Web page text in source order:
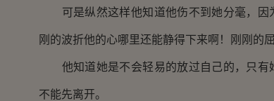
可是纵然这样他知道他伤不到她分毫，因
刚的波折他的心哪里还能静得下来啊！刚刚的
他知道她是不会轻易的放过自己的，只有
不能先离开。